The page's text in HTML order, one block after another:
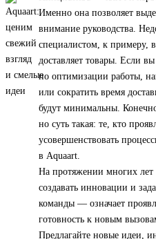
Именно она позволяет
внимание руководства.
специалистом, к примеру,
доставляет товары. Если
по оптимизации работы,
или сократить время
будут минимальны.
но суть такая: те, кто
усовершенствовать
в Aquaart.
На протяжении многих лет
создавать инновации и
команды — означает
готовность к новым
Предлагайте новые идеи,